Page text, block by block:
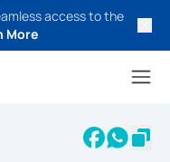
access to the
More